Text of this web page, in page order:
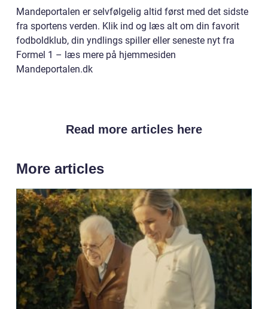
Mandeportalen er selvfølgelig altid først med det sidste
fra sportens verden. Klik ind og læs alt om din favorit
fodboldklub, din yndlings spiller eller seneste nyt fra
Formel 1 – læs mere på hjemmesiden
Mandeportalen.dk
Read more articles here
More articles